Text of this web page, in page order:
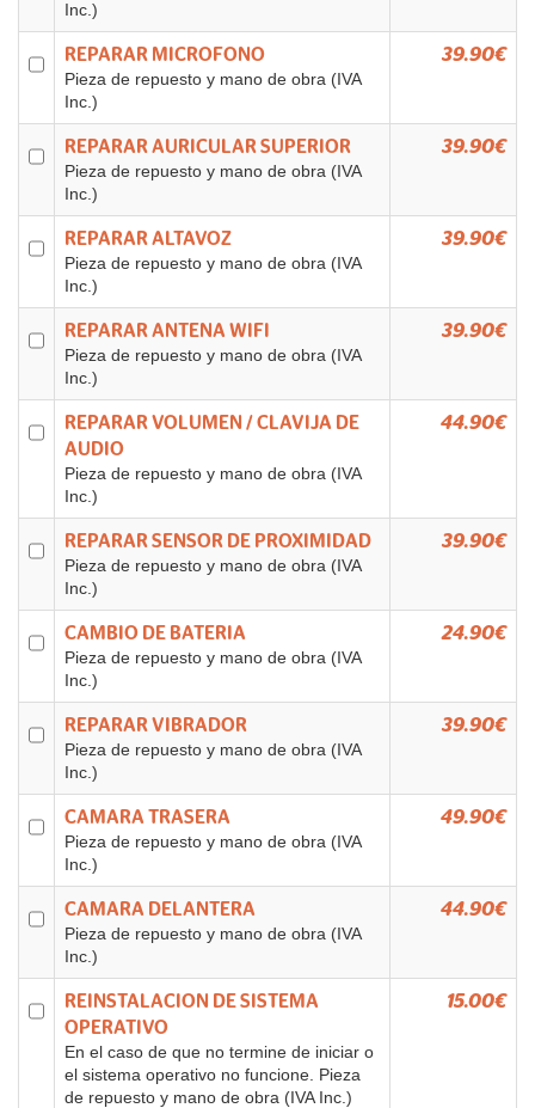
Inc.)
REPARAR MICROFONO
Pieza de repuesto y mano de obra (IVA
Inc.)
39.90€
REPARAR AURICULAR SUPERIOR
Pieza de repuesto y mano de obra (IVA
Inc.)
39.90€
REPARAR ALTAVOZ
Pieza de repuesto y mano de obra (IVA
Inc.)
39.90€
REPARAR ANTENA WIFI
Pieza de repuesto y mano de obra (IVA
Inc.)
39.90€
REPARAR VOLUMEN / CLAVIJA DE
AUDIO
Pieza de repuesto y mano de obra (IVA
Inc.)
44.90€
REPARAR SENSOR DE PROXIMIDAD
Pieza de repuesto y mano de obra (IVA
Inc.)
39.90€
CAMBIO DE BATERIA
Pieza de repuesto y mano de obra (IVA
Inc.)
24.90€
REPARAR VIBRADOR
Pieza de repuesto y mano de obra (IVA
Inc.)
39.90€
CAMARA TRASERA
Pieza de repuesto y mano de obra (IVA
Inc.)
49.90€
CAMARA DELANTERA
Pieza de repuesto y mano de obra (IVA
Inc.)
44.90€
REINSTALACION DE SISTEMA
OPERATIVO
En el caso de que no termine de iniciar o
el sistema operativo no funcione. Pieza
de repuesto y mano de obra (IVA Inc.)
15.00€